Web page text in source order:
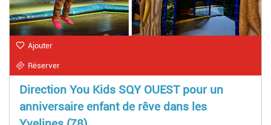
Ajouter
Réserver
Direction You Kids SQY OUEST pour un
anniversaire enfant de rêve dans les